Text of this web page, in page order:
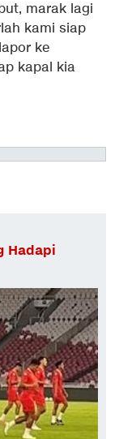
marak lagi
kami siap
ke
kapal kia
Hadapi